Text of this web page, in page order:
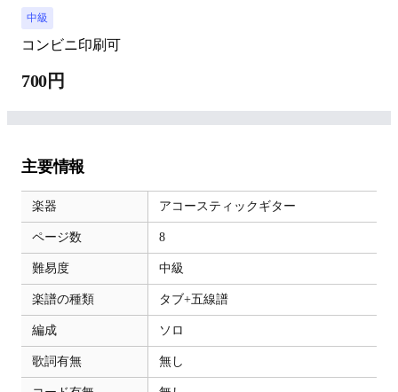
中級
コンビニ印刷可
700円
主要情報
楽器 アコースティックギター
ページ数 8
難易度 中級
楽譜の種類 タブ+五線譜
編成 ソロ
歌詞有無 無し